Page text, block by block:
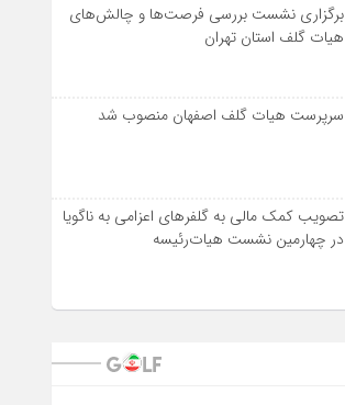
برگزاری نشست بررسی فرصت‌ها و چالش‌های
هیات گلف استان تهران
سرپرست هیات گلف اصفهان منصوب شد
تصویب کمک مالی به گلفرهای اعزامی به ناگویا
در چهارمین نشست هیات‌رئیسه